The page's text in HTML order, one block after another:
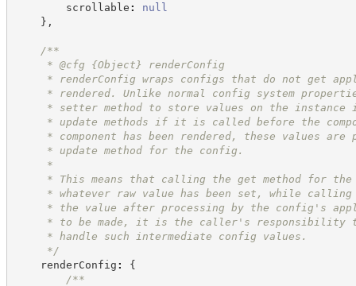
scrollable :
null
} ,
/**
* @cfg {Object}
renderConfig
* renderConfig wraps configs that do not get
* rendered. Unlike normal config system
* setter method to store values on the instance
* update methods if it is called before the
* component has been rendered, these values are
* update method for the config.
*
* This means that calling the get method for
* whatever raw value has been set, while
* the value after processing by the config's
* to be made, it is the caller's responsibility to
* handle such intermediate config values.
*/
renderConfig :
{
/**